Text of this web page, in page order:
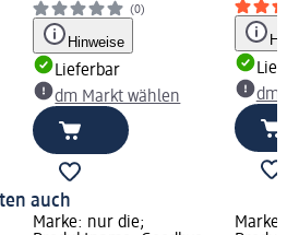
(0)
Hinweise
Lieferbar
dm Markt wählen
dm
auch
Marke: nur die;
Marke: